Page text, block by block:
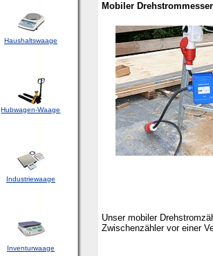
Haushaltswaage
Hubwagen-Waage
Industriewaage
Inventurwaage
Mobiler
Unser mobiler
Zwischenzähler vor einer